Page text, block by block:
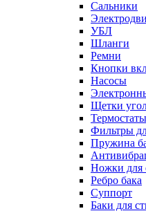
Сальники
УБЛ
Шланги
Ремни
Кнопки
Насосы
Щетки
Термостаты
Фильтры
Пружина
Ножки для
Ребро бака
Суппорт
Баки для